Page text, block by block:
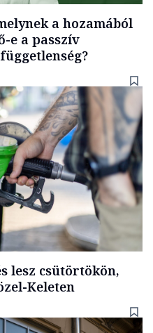
a hozamából
e a passzív
lesz csütörtökön,
Keleten